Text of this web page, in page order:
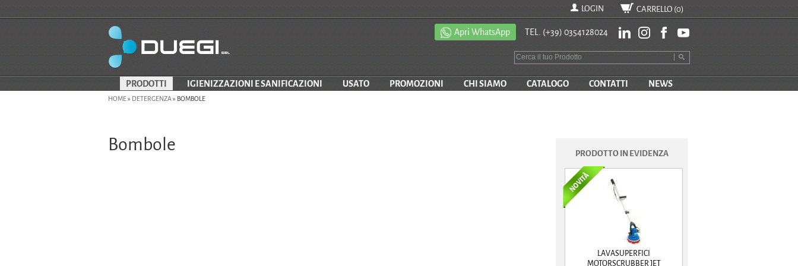
LOGIN CARRELLO (0)
Apri WhatsApp TEL. (+39) 0354128024
PRODOTTI IGIENIZZAZIONI E SANIFICAZIONI USATO PROMOZIONI CHI SIAMO CATALOGO CONTATTI NEWS
HOME» DETERGENZA» BOMBOLE
Bombole PRODOTTO IN EVIDENZA
LAVASUPERFICI
MOTORSCRUBBER JET